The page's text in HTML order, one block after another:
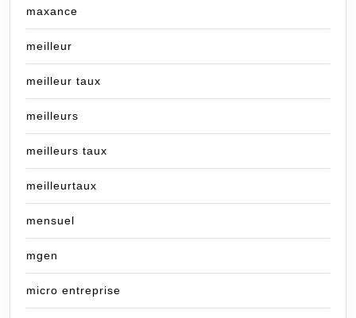
maxance
meilleur
meilleur taux
meilleurs
meilleurs taux
meilleurtaux
mensuel
mgen
micro entreprise